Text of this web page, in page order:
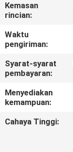
KONTROL
KUALITAS
HUBUNGI
BERITA
Kemasan
rincian:
Waktu
pengiriman:
Syarat-syarat
pembayaran:
Menyediakan
kemampuan:
Cahaya Tinggi: